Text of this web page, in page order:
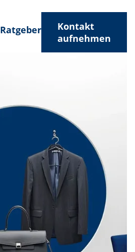
Ratgeber
Kontakt
aufnehmen